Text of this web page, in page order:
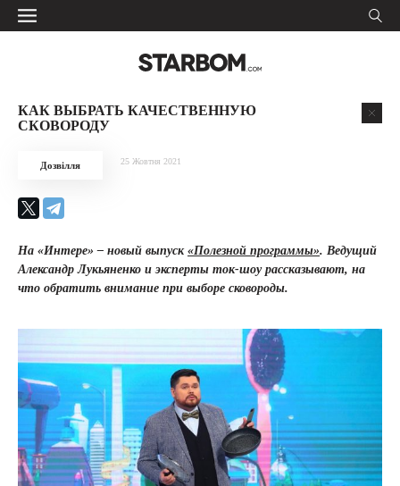
КАК ВЫБРАТЬ КАЧЕСТВЕННУЮ
СКОВОРОДУ
Дозвілля 25 Жовтня 2021
На «Интере» – новый выпуск «Полезной программы». Ведущий
Александр Лукьяненко и эксперты ток-шоу рассказывают, на
что обратить внимание при выборе сковороды.